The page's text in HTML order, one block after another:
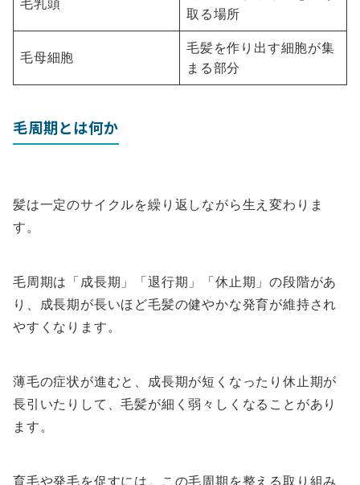
毛乳頭
取る場所
毛母細胞
毛髪を作り出す細胞が集
まる部分
毛周期とは何か
髪は一定のサイクルを繰り返しながら生え変わりま
す。
毛周期は「成長期」「退行期」「休止期」の段階があ
り、成長期が長いほど毛髪の健やかな発育が維持され
やすくなります。
薄毛の症状が進むと、成長期が短くなったり休止期が
長引いたりして、毛髪が細く弱々しくなることがあり
ます。
育毛や発毛を促すには、この毛周期を整える取り組み